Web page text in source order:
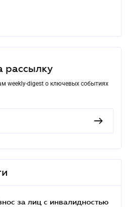
рассылку
weekly-digest о ключевых событиях
за лиц с инвалидностью